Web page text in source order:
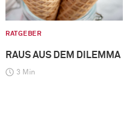
RATGEBER
RAUS AUS DEM DILEMMA
3 Min